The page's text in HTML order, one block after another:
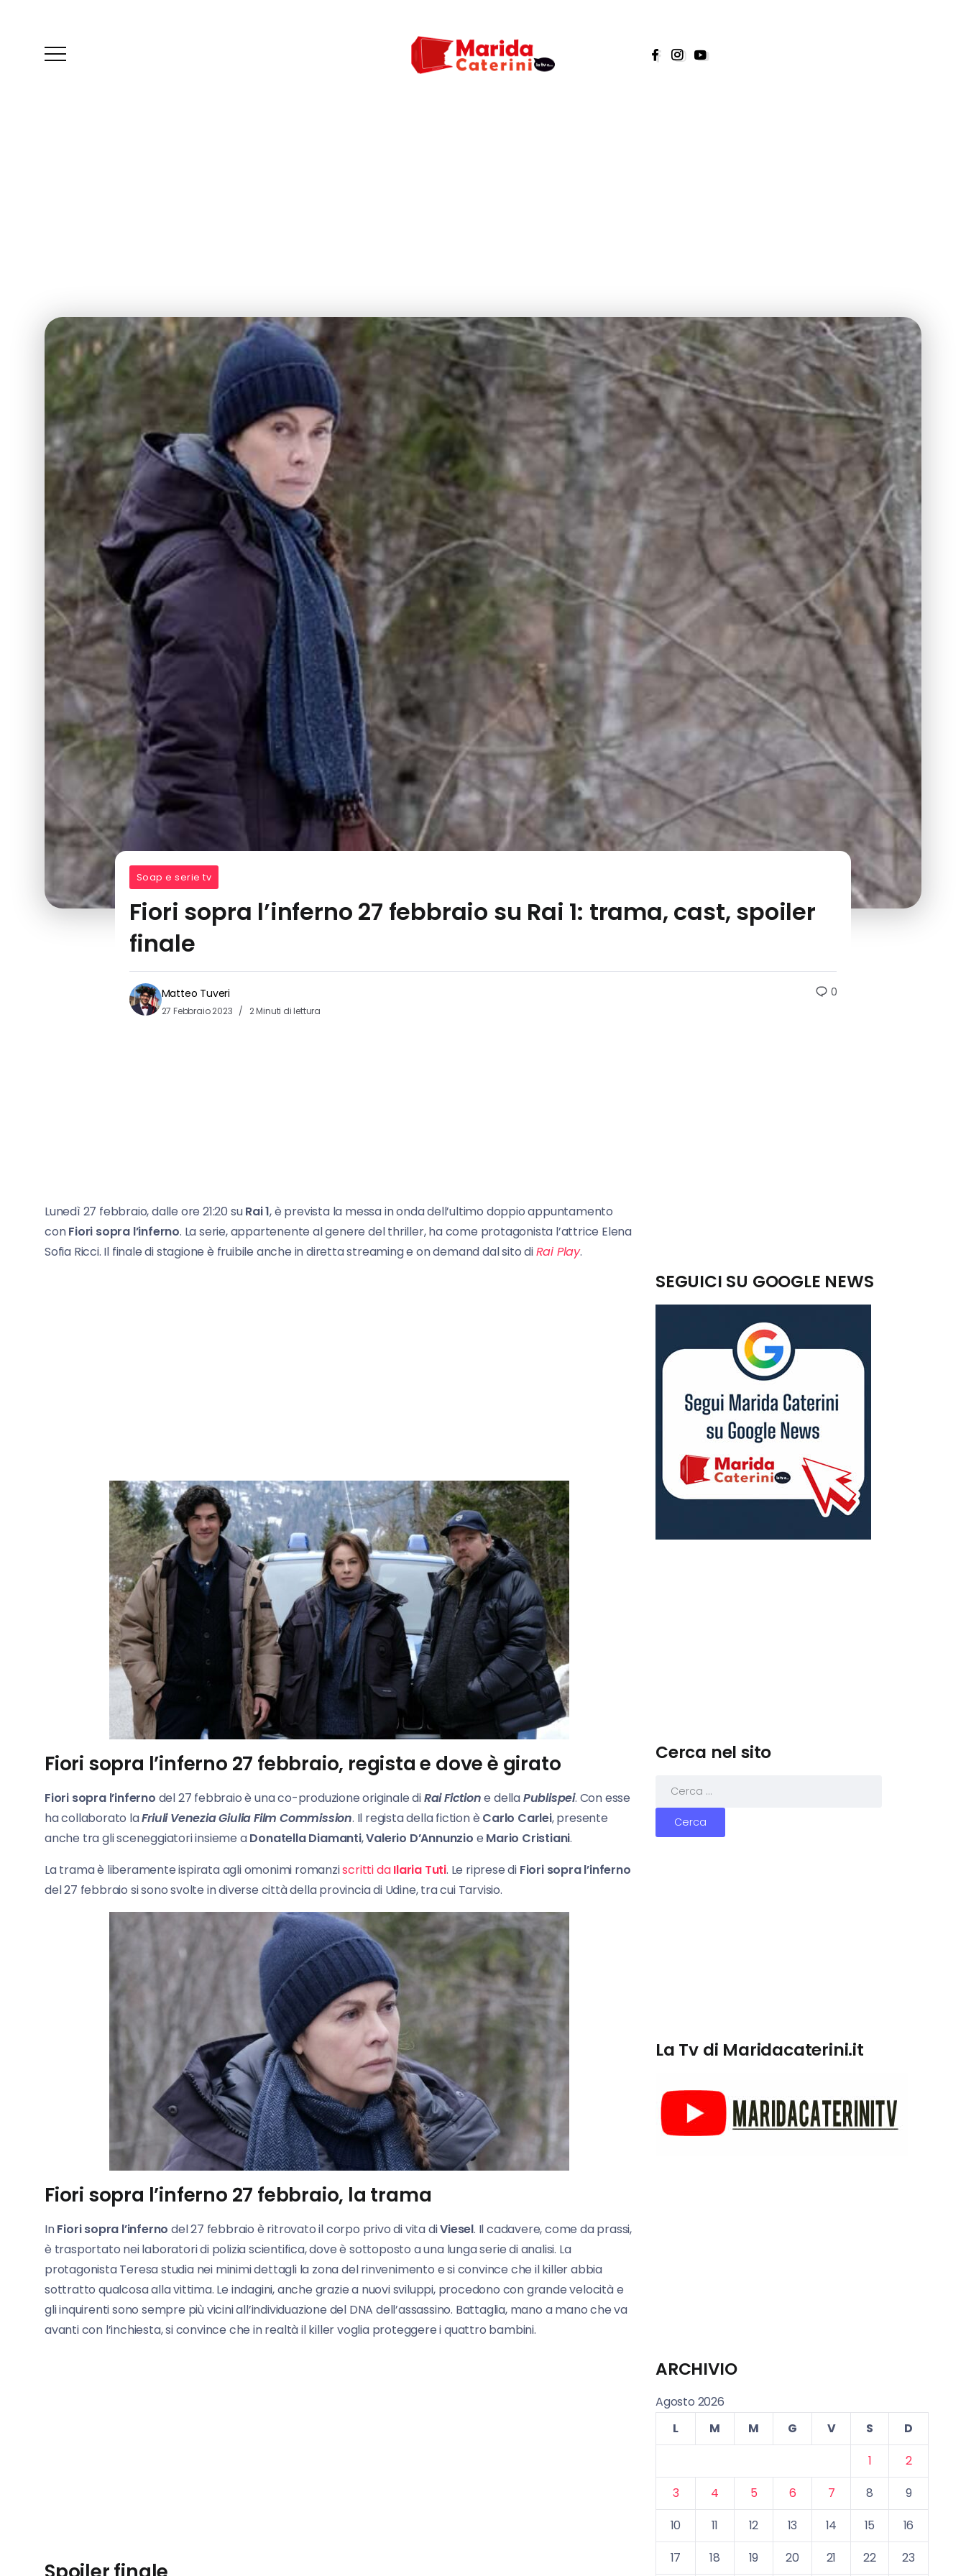
Soap e serie tv
Fiori sopra l’inferno 27 febbraio su Rai 1: trama, cast, spoiler
finale
Matteo Tuveri
27 Febbraio 2023 2 Minuti di lettura
0
Lunedì 27 febbraio, dalle ore 21:20 suRai 1, è prevista la messa in onda dell’ultimo doppio appuntamento
conFiori sopra l’inferno. La serie, appartenente al genere del thriller, ha come protagonista l’attrice Elena
Sofia Ricci. Il finale di stagione è fruibile anche in diretta streaming e on demand dal sito diRai Play.
Fiori sopra l’inferno 27 febbraio, regista e dove è girato
Fiori sopra l’inferno del 27 febbraio è una co-produzione originale diRai Fictione dellaPublispei. Con esse
ha collaborato laFriuli Venezia Giulia Film Commission. Il regista della fiction è Carlo Carlei, presente
anche tra gli sceneggiatori insieme aDonatella Diamanti,Valerio D’Annunzio e Mario Cristiani.
La trama è liberamente ispirata agli omonimi romanziscritti daIlaria Tuti. Le riprese di Fiori sopra l’inferno
del 27 febbraio si sono svolte in diverse città della provincia di Udine, tra cui Tarvisio.
Fiori sopra l’inferno 27 febbraio, la trama
InFiori sopra l’inferno del 27 febbraio è ritrovato il corpo privo di vita diViesel. Il cadavere, come da prassi,
è trasportato nei laboratori di polizia scientifica, dove è sottoposto a una lunga serie di analisi. La
protagonista Teresa studia nei minimi dettagli la zona del rinvenimento e si convince che il killer abbia
sottratto qualcosa alla vittima. Le indagini, anche grazie a nuovi sviluppi, procedono con grande velocità e
gli inquirenti sono sempre più vicini all’individuazione del DNA dell’assassino. Battaglia, mano a mano che va
avanti con l’inchiesta, si convince che in realtà il killer voglia proteggere i quattro bambini.
SEGUICI SU GOOGLE NEWS
Cerca nel sito
La Tv di Maridacaterini.it
ARCHIVIO
Agosto 2026
L
M M G V S
D
1
2
3
4 5 6 7 8
9
10
11 12 13 14 15
16
17
18 19 20 21 22 23